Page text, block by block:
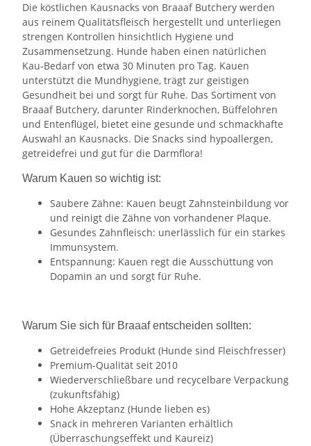
Die köstlichen Kausnacks von Braaaf Butchery werden
aus reinem Qualitätsfleisch hergestellt und unterliegen
strengen Kontrollen hinsichtlich Hygiene und
Zusammensetzung. Hunde haben einen natürlichen
Kau-Bedarf von etwa 30 Minuten pro Tag. Kauen
unterstützt die Mundhygiene, trägt zur geistigen
Gesundheit bei und sorgt für Ruhe. Das Sortiment von
Braaaf Butchery, darunter Rinderknochen, Büffelohren
und Entenflügel, bietet eine gesunde und schmackhafte
Auswahl an Kausnacks. Die Snacks sind hypoallergen,
getreidefrei und gut für die Darmflora!
Warum Kauen so wichtig ist:
Saubere Zähne: Kauen beugt Zahnsteinbildung vor
und reinigt die Zähne von vorhandener Plaque.
Gesundes Zahnfleisch: unerlässlich für ein starkes
Immunsystem.
Entspannung: Kauen regt die Ausschüttung von
Dopamin an und sorgt für Ruhe.
Warum Sie sich für Braaaf entscheiden sollten:
Getreidefreies Produkt (Hunde sind Fleischfresser)
Premium-Qualität seit 2010
Wiederverschließbare und recycelbare Verpackung
(zukunftsfähig)
Hohe Akzeptanz (Hunde lieben es)
Snack in mehreren Varianten erhältlich
(Überraschungseffekt und Kaureiz)